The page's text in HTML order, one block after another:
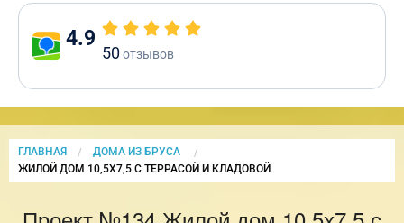
4.9
50отзывов
ГЛАВНАЯ
ДОМА ИЗ БРУСА
CURRENT:
ЖИЛОЙ ДОМ 10,5Х7,5 С ТЕРРАСОЙ И КЛАДОВОЙ